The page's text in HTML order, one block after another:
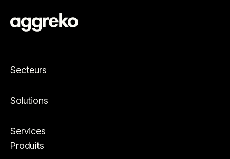
Secteurs
Solutions
Services
Produits